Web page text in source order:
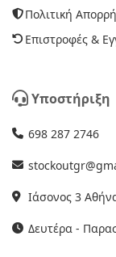
Πολιτική
Επιστροφές &
Υποστήριξη
698 287 2746
Ιάσονος 3
Δευτέρα -